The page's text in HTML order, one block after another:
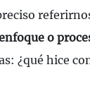
o
¿qué hice